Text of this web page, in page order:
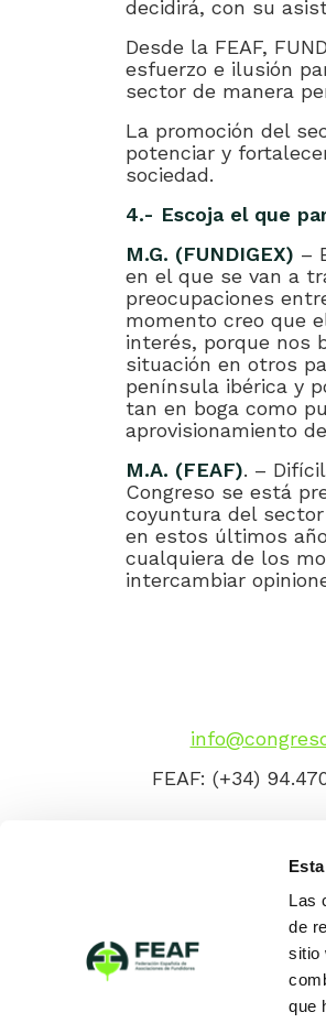
Las
de
sitio
que
decidirá, con su
Desde la FEAF,
esfuerzo e ilusión
sector de manera
La promoción del
potenciar y
sociedad.
4.- Escoja el que
M.G. (FUNDIGEX) –
en el que se van a
preocupaciones
momento creo que
interés, porque nos
situación en otros
península ibérica y
tan en boga como
aprovisionamiento
M.A. (FEAF). –
Congreso se está
coyuntura del
en estos últimos
cualquiera de los
intercambiar
FEAF: (+34)